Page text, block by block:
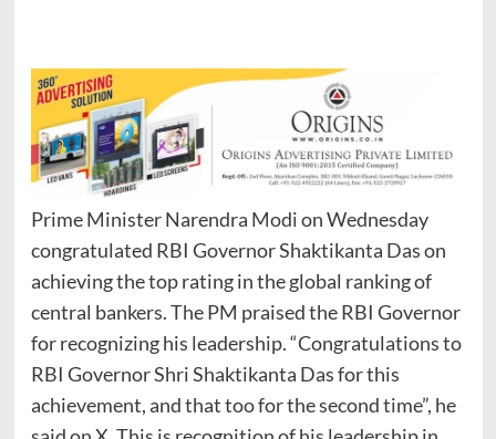
Prime Minister Narendra Modi on Wednesday
congratulated RBI Governor Shaktikanta Das on
achieving the top rating in the global ranking of
central bankers. The PM praised the RBI Governor
for recognizing his leadership. “Congratulations to
RBI Governor Shri Shaktikanta Das for this
achievement, and that too for the second time”, he